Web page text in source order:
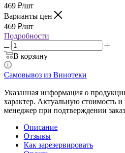
469 ₽/шт
Варианты цен
469 ₽/шт
Подробности
В корзину
Самовывоз из Винотеки
Указанная информация о
характер. Актуальную стоимость и
менеджер при подтверждении
Описание
Отзывы
Как зарезервировать